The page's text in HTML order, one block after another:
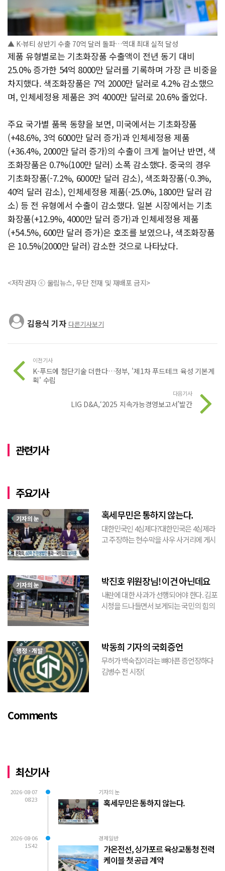
▲ K-뷰티 상반기 수출 70억 달러 돌파…역대 최대 실적 달성
제품 유형별로는 기초화장품 수출액이 전년 동기 대비
25.0% 증가한 54억 8000만 달러를 기록하며 가장 큰 비중을
차지했다. 색조화장품은 7억 2000만 달러로 4.2% 감소했으
며, 인체세정용 제품은 3억 4000만 달러로 20.6% 줄었다.
주요 국가별 품목 동향을 보면, 미국에서는 기초화장품
(+48.6%, 3억 6000만 달러 증가)과 인체세정용 제품
(+36.4%, 2000만 달러 증가)의 수출이 크게 늘어난 반면, 색
조화장품은 0.7%(100만 달러) 소폭 감소했다. 중국의 경우
기초화장품(-7.2%, 6000만 달러 감소), 색조화장품(-0.3%,
40억 달러 감소), 인체세정용 제품(-25.0%, 1800만 달러 감
소) 등 전 유형에서 수출이 감소했다. 일본 시장에서는 기초
화장품(+12.9%, 4000만 달러 증가)과 인체세정용 제품
(+54.5%, 600만 달러 증가)은 호조를 보였으나, 색조화장품
은 10.5%(2000만 달러) 감소한 것으로 나타났다.
<저작권자 ⓒ 울림뉴스, 무단 전재 및 재배포 금지>
김용식 기자 다른기사보기
이전기사
K-푸드에 첨단기술 더한다…정부, '제1차 푸드테크 육성 기본계
획' 수립
다음기사
LIG D&A,‘2025 지속가능경영보고서’발간
관련기사
주요기사
기자의 눈 혹세무민은 통하지 않는다.
대한민국인 4심제다?대한민국은 4심제라
고 주장하는 현수막을 사우 사거리에 게시
민(惑...
기자의 눈 박진호 위원장님! 이건 아닌데요
내란에 대한 사과가 선행되어야 한다. 김포
시청을 드나들면서 보게되는 국민의 힘의
이 하...
행정 · 개발 박동희 기자의 국회증언
무허가 백숙집이라는 뼈아픈 증언장하다
김병수 전 시장(
Comments
최신기사
2026-08-07
08:23
기자의 눈
혹세무민은 통하지 않는다.
2026-08-06
15:42
경제일반
가온전선, 싱가포르 육상교통청 전력
케이블 첫 공급 계약